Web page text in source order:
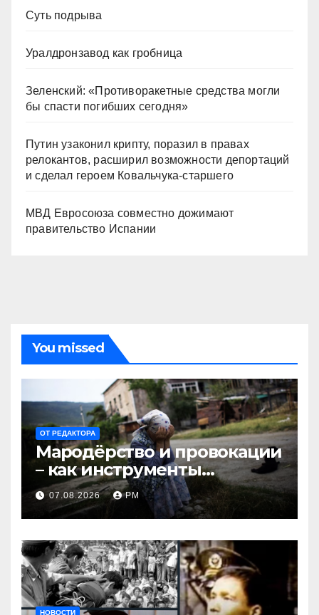
Суть подрыва
Уралдронзавод как гробница
Зеленский: «Противоракетные средства могли
бы спасти погибших сегодня»
Путин узаконил крипту, поразил в правах
релокантов, расширил возможности депортаций
и сделал героем Ковальчука-старшего
МВД Евросоюза совместно дожимают
правительство Испании
You missed
ОТ РЕДАКТОРА
Мародёрство и провокации
– как инструменты
современной политики
России
07.08.2026 РМ
НОВОСТИ